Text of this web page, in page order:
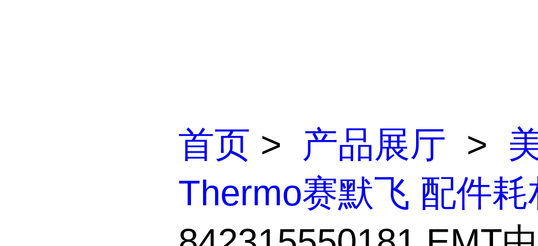
首页 > 产品展厅 >
Thermo赛默飞 配件耗